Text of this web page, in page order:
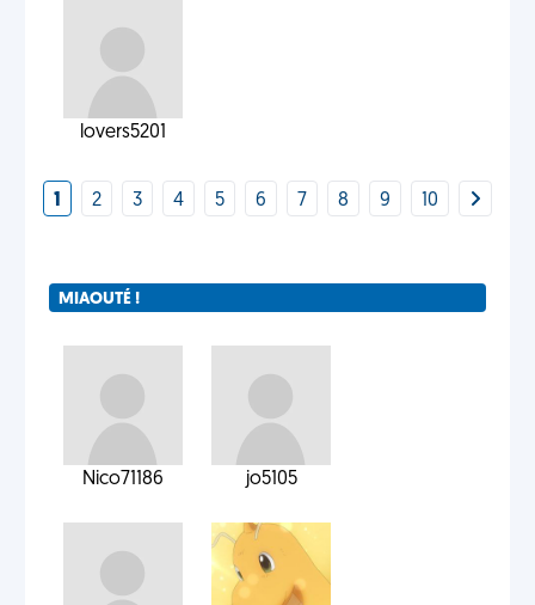
lovers5201
1 2 3 4 5 6 7 8 9 10
MIAOUTÉ !
Nico71186 jo5105